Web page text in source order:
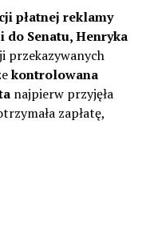
płatnej reklamy
Senatu, Henryka
przekazywanych
kontrolowana
najpierw przyjęła
zapłatę,